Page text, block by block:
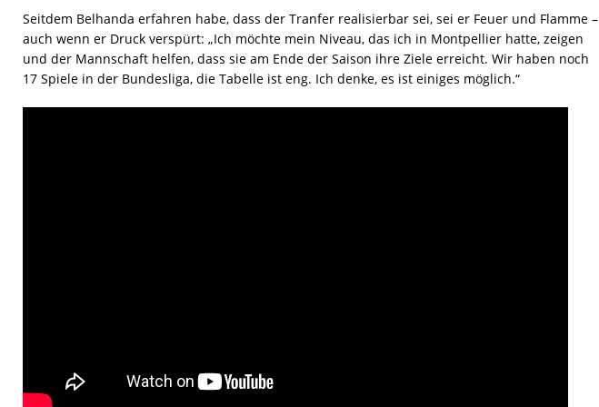
Seitdem Belhanda erfahren habe, dass der Tranfer realisierbar sei, sei er Feuer und Flamme –
auch wenn er Druck verspürt: „Ich möchte mein Niveau, das ich in Montpellier hatte, zeigen
und der Mannschaft helfen, dass sie am Ende der Saison ihre Ziele erreicht. Wir haben noch
17 Spiele in der Bundesliga, die Tabelle ist eng. Ich denke, es ist einiges möglich.“